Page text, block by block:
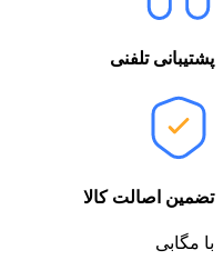
پشتیبانی تلفنی
تضمین اصالت کالا
با مگابی